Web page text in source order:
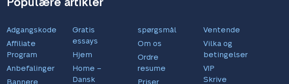
Populære artikler
Adgangskode
Affiliate
Program
Anbefalinger
Bannere
Gratis
essays
Hjem
Home –
Dansk
spørgsmål
Om os
Ordre
resume
Priser
Ventende
Vilka og
betingelser
VIP
Skrive